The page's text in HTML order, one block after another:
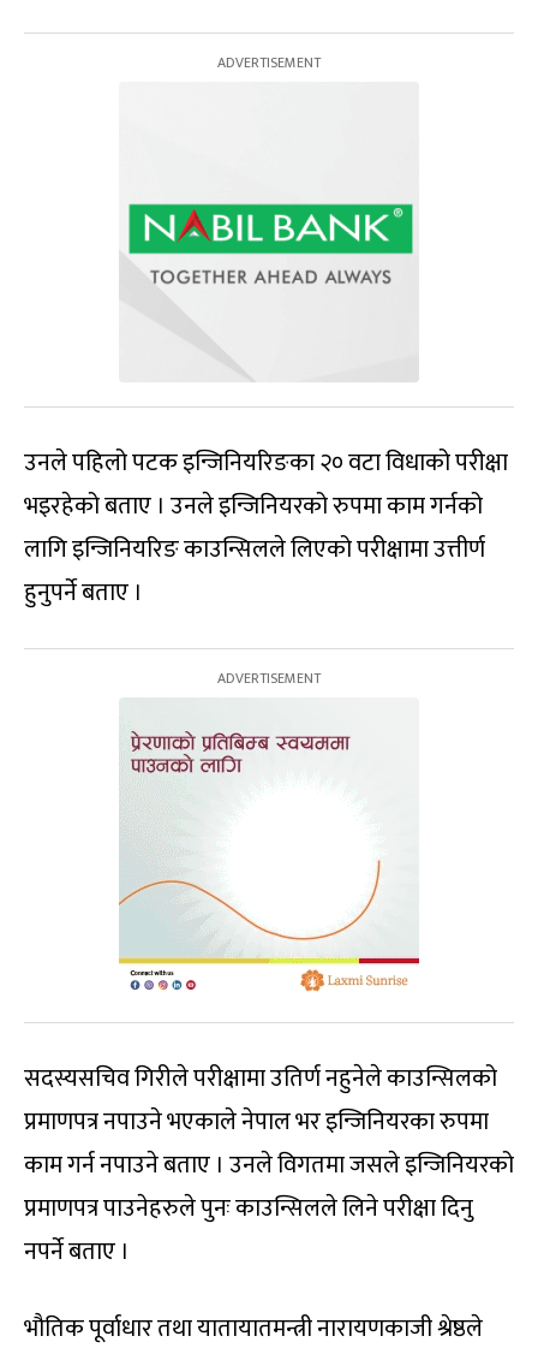
उनले पहिलो पटक इन्जिनियरिङका २० वटा विधाको परीक्षा
भइरहेको बताए । उनले इन्जिनियरको रुपमा काम गर्नको
लागि इन्जिनियरिङ काउन्सिलले लिएको परीक्षामा उत्तीर्ण
हुनुपर्ने बताए ।
सदस्यसचिव गिरीले परीक्षामा उतिर्ण नहुनेले काउन्सिलको
प्रमाणपत्र नपाउने भएकाले नेपाल भर इन्जिनियरका रुपमा
काम गर्न नपाउने बताए । उनले विगतमा जसले इन्जिनियरको
प्रमाणपत्र पाउनेहरुले पुनः काउन्सिलले लिने परीक्षा दिनु
नपर्ने बताए ।
भौतिक पूर्वाधार तथा यातायातमन्त्री नारायणकाजी श्रेष्ठले